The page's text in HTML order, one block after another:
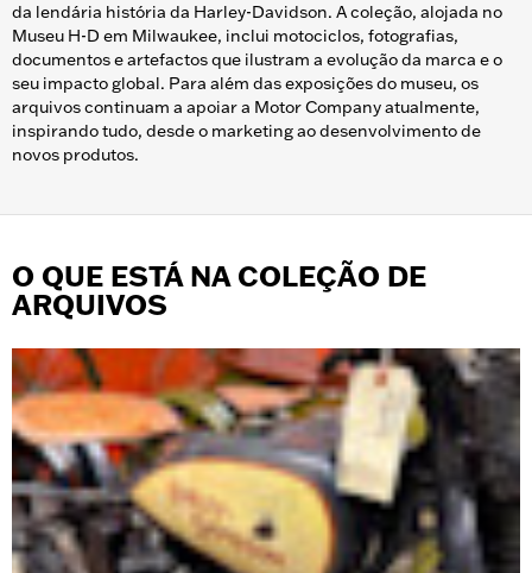
da lendária história da Harley-Davidson. A coleção, alojada no
Museu H-D em Milwaukee, inclui motociclos, fotografias,
documentos e artefactos que ilustram a evolução da marca e o
seu impacto global. Para além das exposições do museu, os
arquivos continuam a apoiar a Motor Company atualmente,
inspirando tudo, desde o marketing ao desenvolvimento de
novos produtos.
O QUE ESTÁ NA COLEÇÃO DE
ARQUIVOS